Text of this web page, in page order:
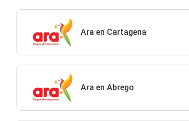
Ara en Cartagena
Ara en Abrego